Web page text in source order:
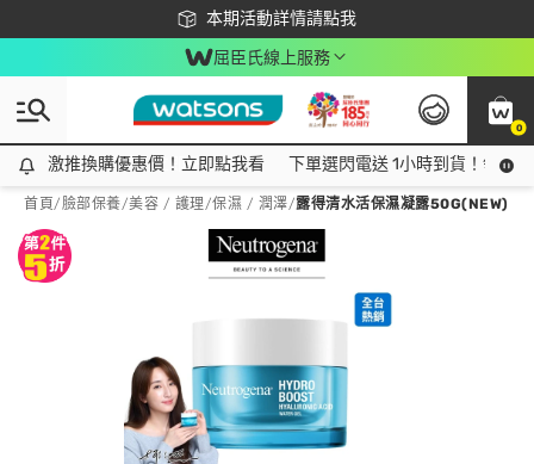
本期活動詳情請點我
下載app最高回饋$350
屈臣氏線上服務
0
激推換購優惠價！立即點我看
激推換購優惠價！立即點我看 下單選閃電送 1小時到貨！領神
首頁/臉部保養/美容 / 護理/保濕 / 潤澤/露得清水活保濕凝露50G(NEW)